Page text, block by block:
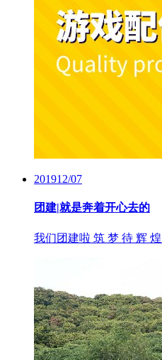
201912/07
团建|就是奔着开心去的
我们团建啦 筑 梦 待 辉